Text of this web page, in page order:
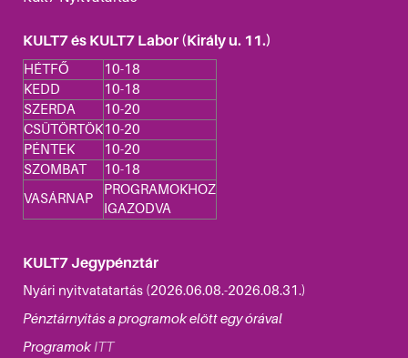
KULT7 és KULT7 Labor (Király u. 11.)
HÉTFŐ
10-18
KEDD
10-18
SZERDA
10-20
CSÜTÖRTÖK10-20
PÉNTEK
10-20
SZOMBAT
10-18
VASÁRNAP
PROGRAMOKHOZ
IGAZODVA
KULT7 Jegypénztár
Nyári nyitvatatartás (2026.06.08.-2026.08.31.)
Pénztárnyitás a programok elött egy órával
Programok ITT